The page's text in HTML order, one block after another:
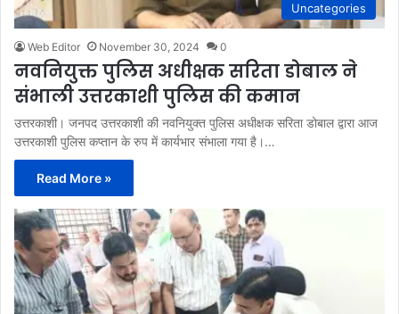
Uncategories
Web Editor November 30, 2024 0
नवनियुक्त पुलिस अधीक्षक सरिता डोबाल ने
संभाली उत्तरकाशी पुलिस की कमान
उत्तरकाशी। जनपद उत्तरकाशी की नवनियुक्त पुलिस अधीक्षक सरिता डोबाल द्वारा आज
उत्तरकाशी पुलिस कप्तान के रुप में कार्यभार संभाला गया है।…
Read More »